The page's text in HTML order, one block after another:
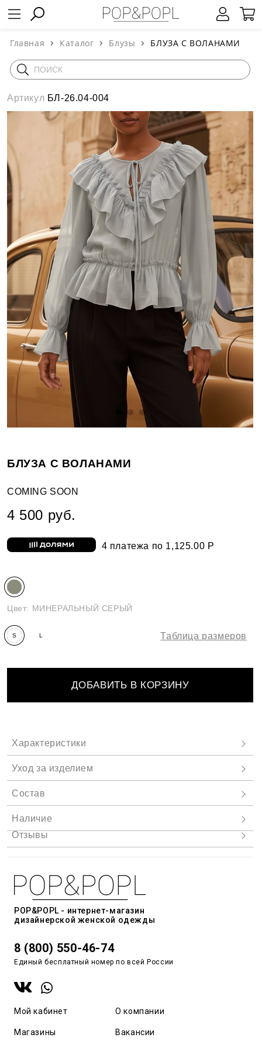
Главная Каталог Блузы БЛУЗА С ВОЛАНАМИ
Артикул БЛ-26.04-004
БЛУЗА С ВОЛАНАМИ
COMING SOON
4 500 руб.
4 платежа по 1,125.00 Р
Цвет: МИНЕРАЛЬНЫЙ СЕРЫЙ
S L Таблица размеров
ДОБАВИТЬ В КОРЗИНУ
POP&POPL - интернет-магазин
дизайнерской женской одежды
8 (800) 550-46-74
Единый бесплатный номер по всей России
Мой кабинет
Магазины
О компании
Вакансии